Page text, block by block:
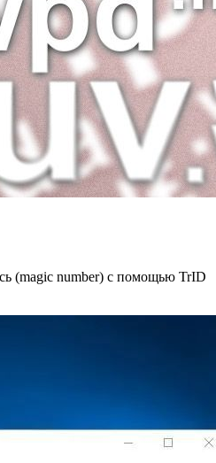
(magic number) с помощью TrID